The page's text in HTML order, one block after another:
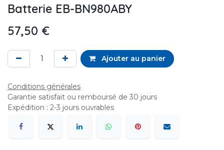
Batterie EB-BN980ABY
57,50 €
Ajouter au panier
Conditions générales
Garantie satisfait ou remboursé de 30 jours
Expédition : 2-3 jours ouvrables